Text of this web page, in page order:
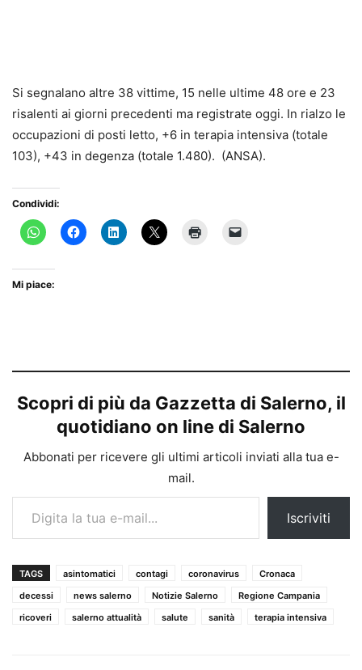
Si segnalano altre 38 vittime, 15 nelle ultime 48 ore e 23
risalenti ai giorni precedenti ma registrate oggi. In rialzo le
occupazioni di posti letto, +6 in terapia intensiva (totale
103), +43 in degenza (totale 1.480). (ANSA).
Condividi:
Mi piace:
Scopri di più da Gazzetta di Salerno, il
quotidiano on line di Salerno
Abbonati per ricevere gli ultimi articoli inviati alla tua e-
mail.
Digita la tua e-mail...
Iscriviti
TAGS asintomatici contagi coronavirus
Cronaca
decessi
news salerno Notizie Salerno
Regione Campania
ricoveri
salerno attualità salute sanità terapia intensiva